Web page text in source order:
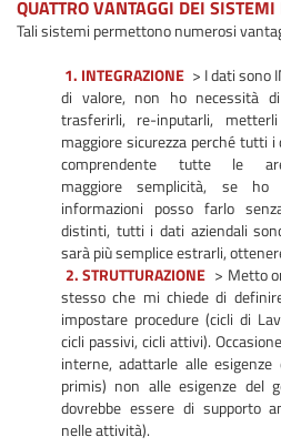
QUATTRO VANTAGGI DEI SISTEMI
Tali sistemi permettono numerosi
1. INTEGRAZIONE > I dati sono
di valore, non ho necessità
trasferirli, re-inputarli,
maggiore sicurezza perché tutti
comprendente tutte le
maggiore semplicità, se ho
informazioni posso farlo
distinti, tutti i dati aziendali
sarà più semplice estrarli,
2. STRUTTURAZIONE > Metto
stesso che mi chiede di
impostare procedure (cicli di
cicli passivi, cicli attivi).
interne, adattarle alle
primis) non alle esigenze del
dovrebbe essere di supporto
nelle attività).